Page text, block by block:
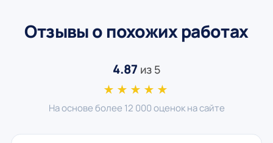
Отзывы о похожих работах
4.87 из 5
★★★★★
На основе более 12 000 оценок на сайте